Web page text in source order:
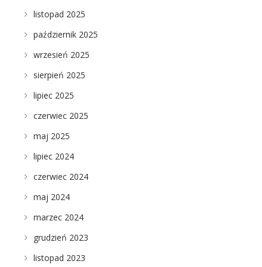
listopad 2025
październik 2025
wrzesień 2025
sierpień 2025
lipiec 2025
czerwiec 2025
maj 2025
lipiec 2024
czerwiec 2024
maj 2024
marzec 2024
grudzień 2023
listopad 2023